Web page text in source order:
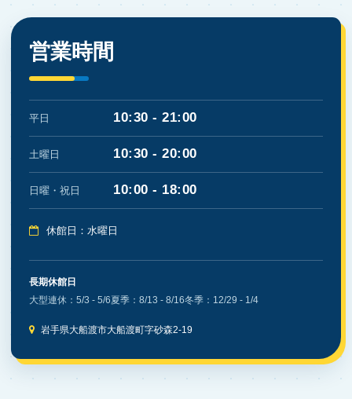
営業時間
平日 10:30 - 21:00
土曜日 10:30 - 20:00
日曜・祝日 10:00 - 18:00
休館日：水曜日
長期休館日
大型連休：5/3 - 5/6夏季：8/13 - 8/16冬季：12/29 - 1/4
岩手県大船渡市大船渡町字砂森2-19